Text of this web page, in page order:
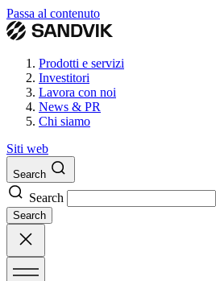
Passa al contenuto
Prodotti e servizi
Investitori
Lavora con noi
News & PR
Chi siamo
Siti web
Search
Search
Search